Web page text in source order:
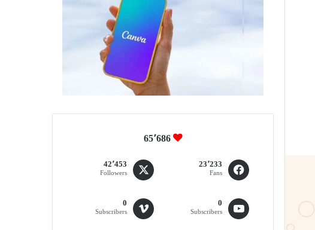
65٬686
23٬233
Fans
42٬453
Followers
0
Subscribers
0
Subscribers